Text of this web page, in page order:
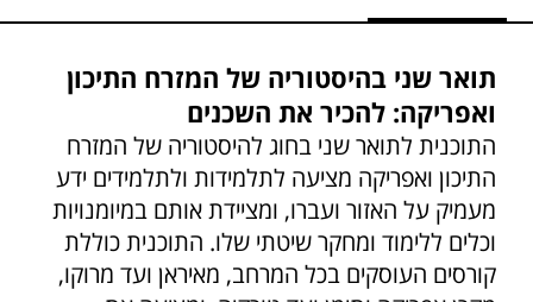
תואר שני בהיסטוריה של המזרח התיכון
ואפריקה: להכיר את השכנים
התוכנית לתואר שני בחוג להיסטוריה של המזרח
התיכון ואפריקה מציעה לתלמידות ולתלמידים ידע
מעמיק על האזור ועברו, ומציידת אותם במיומנויות
וכלים ללימוד ומחקר שיטתי שלו. התוכנית כוללת
קורסים העוסקים בכל המרחב, מאיראן ועד מרוקו,